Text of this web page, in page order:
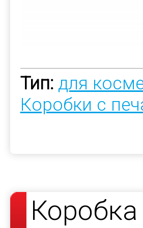
Тип: для
Коробки с